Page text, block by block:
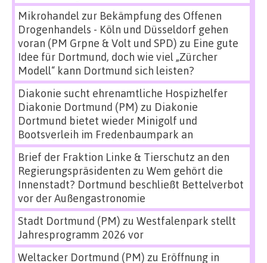
Mikrohandel zur Bekämpfung des Offenen
Drogenhandels - Köln und Düsseldorf gehen
voran (PM Grpne & Volt und SPD) zu Eine gute
Idee für Dortmund, doch wie viel „Zürcher
Modell“ kann Dortmund sich leisten?
Diakonie sucht ehrenamtliche Hospizhelfer
Diakonie Dortmund (PM) zu Diakonie
Dortmund bietet wieder Minigolf und
Bootsverleih im Fredenbaumpark an
Brief der Fraktion Linke & Tierschutz an den
Regierungspräsidenten zu Wem gehört die
Innenstadt? Dortmund beschließt Bettelverbot
vor der Außengastronomie
Stadt Dortmund (PM) zu Westfalenpark stellt
Jahresprogramm 2026 vor
Weltacker Dortmund (PM) zu Eröffnung in